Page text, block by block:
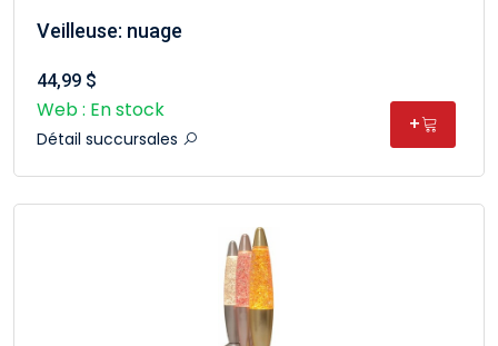
Veilleuse: nuage
44,99 $
Web : En stock
Détail succursales
+